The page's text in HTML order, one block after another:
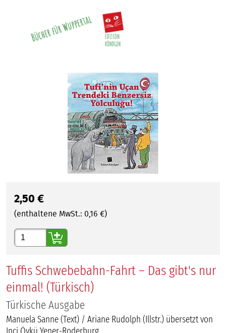
2,50 €
(enthaltene MwSt.: 0,16 €)
Gewünschte Anzahl
Tuffis Schwebebahn-Fahrt – Das gibt's nur
einmal! (Türkisch)
Türkische Ausgabe
Manuela Sanne (Text) / Ariane Rudolph (Illstr.) übersetzt von